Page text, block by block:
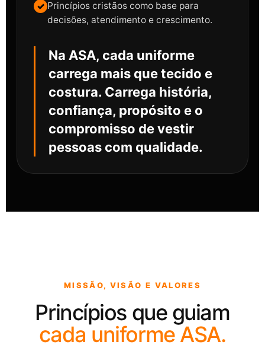
Princípios cristãos como base para
decisões, atendimento e crescimento.
Na ASA, cada uniforme
carrega mais que tecido e
costura. Carrega história,
confiança, propósito e o
compromisso de vestir
pessoas com qualidade.
MISSÃO, VISÃO E VALORES
Princípios que guiam
cada uniforme ASA.